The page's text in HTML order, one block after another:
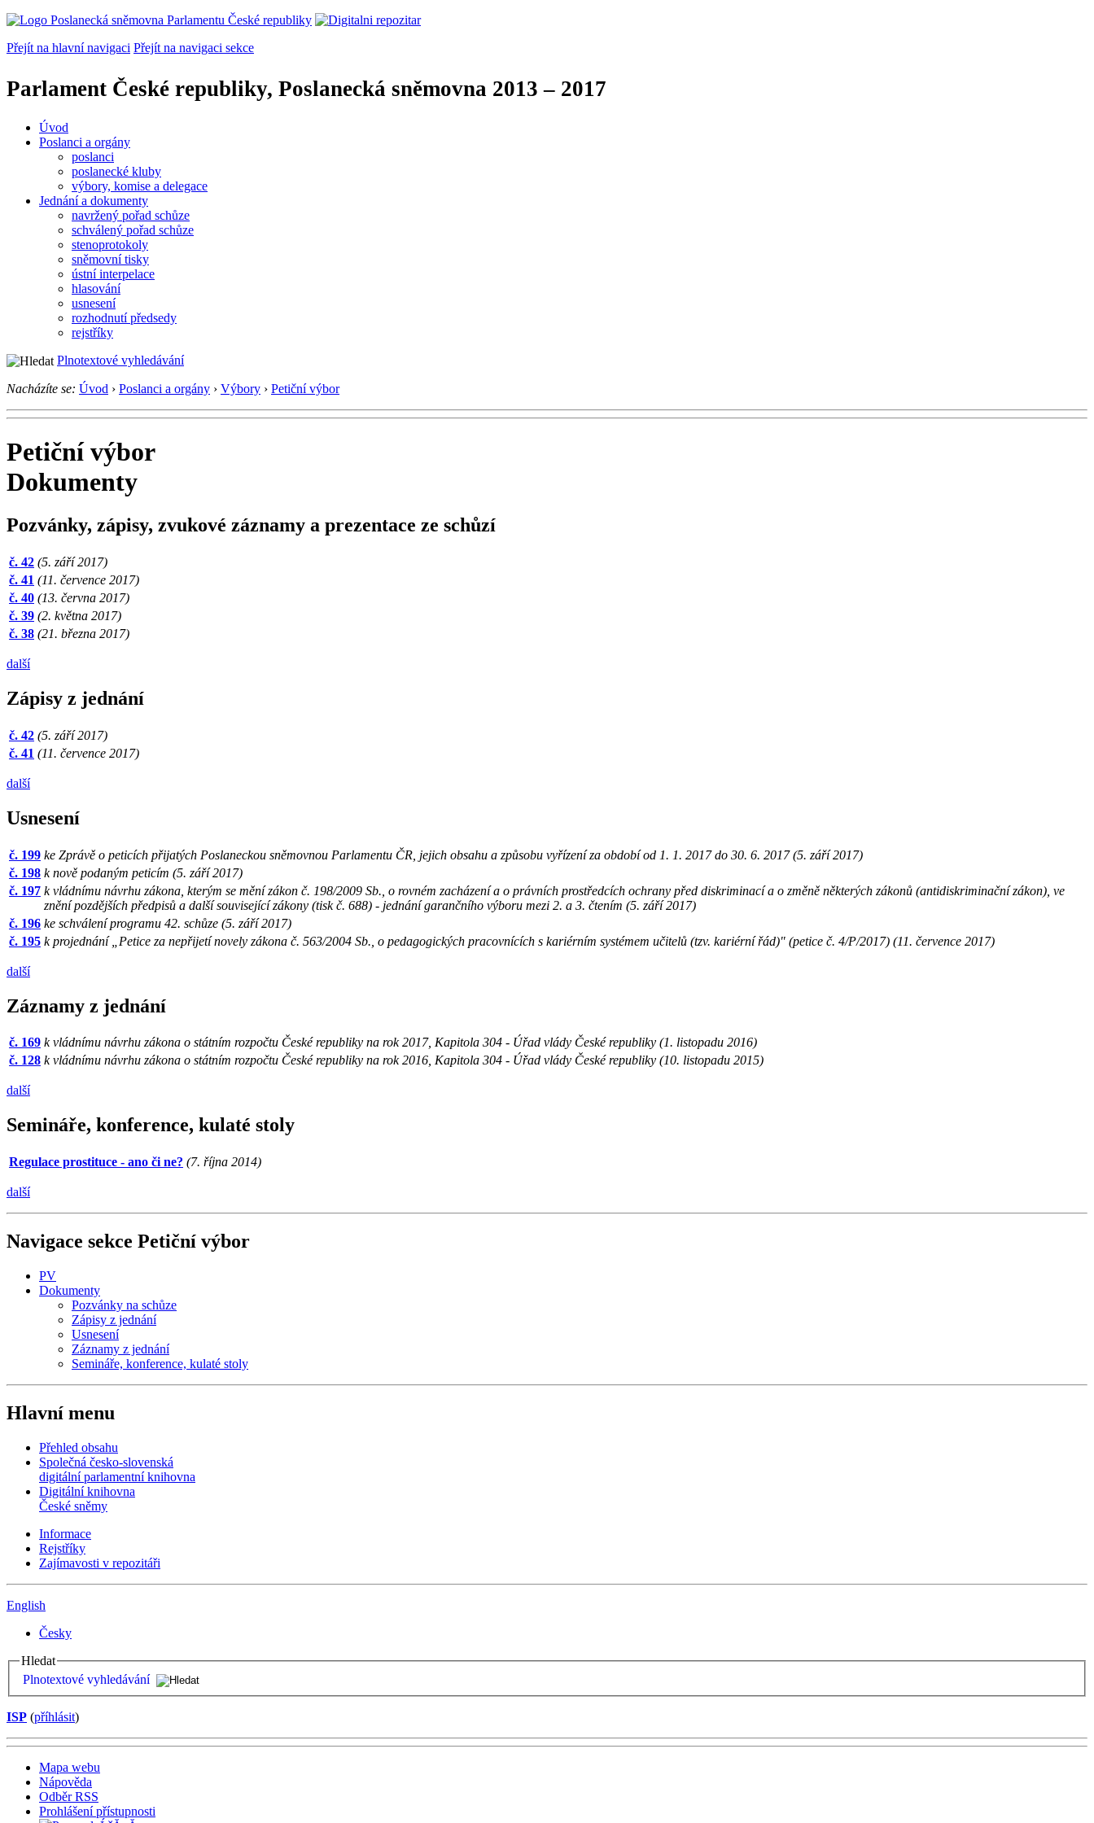
Přejít na hlavní navigaci Přejít na navigaci sekce
Parlament České republiky, Poslanecká sněmovna 2013 – 2017
Úvod
Poslanci a orgány
poslanci
poslanecké kluby
výbory, komise a delegace
Jednání a dokumenty
navržený pořad schůze
schválený pořad schůze
stenoprotokoly
sněmovní tisky
ústní interpelace
hlasování
usnesení
rozhodnutí předsedy
rejstříky
Plnotextové vyhledávání
Nacházíte se: Úvod › Poslanci a orgány › Výbory › Petiční výbor
Petiční výbor
Dokumenty
Pozvánky, zápisy, zvukové záznamy a prezentace ze schůzí
č. 42 (5. září 2017)
č. 41 (11. července 2017)
č. 40 (13. června 2017)
č. 39 (2. května 2017)
č. 38 (21. března 2017)
další
Zápisy z jednání
č. 42 (5. září 2017)
č. 41 (11. července 2017)
další
Usnesení
č. 199 ke Zprávě o peticích přijatých Poslaneckou sněmovnou Parlamentu ČR, jejich obsahu a způsobu vyřízení za období od 1. 1. 2017 do 30. 6. 2017 (5. září 2017)
č. 198 k nově podaným peticím (5. září 2017)
č. 197 k vládnímu návrhu zákona, kterým se mění zákon č. 198/2009 Sb., o rovném zacházení a o právních prostředcích ochrany před diskriminací a o změně některých zákonů (antidiskriminační zákon), ve
znění pozdějších předpisů a další související zákony (tisk č. 688) - jednání garančního výboru mezi 2. a 3. čtením (5. září 2017)
č. 196 ke schválení programu 42. schůze (5. září 2017)
č. 195 k projednání „Petice za nepřijetí novely zákona č. 563/2004 Sb., o pedagogických pracovnících s kariérním systémem učitelů (tzv. kariérní řád)" (petice č. 4/P/2017) (11. července 2017)
další
Záznamy z jednání
č. 169 k vládnímu návrhu zákona o státním rozpočtu České republiky na rok 2017, Kapitola 304 - Úřad vlády České republiky (1. listopadu 2016)
č. 128 k vládnímu návrhu zákona o státním rozpočtu České republiky na rok 2016, Kapitola 304 - Úřad vlády České republiky (10. listopadu 2015)
další
Semináře, konference, kulaté stoly
Regulace prostituce - ano či ne? (7. října 2014)
další
Navigace sekce Petiční výbor
PV
Dokumenty
Pozvánky na schůze
Zápisy z jednání
Usnesení
Záznamy z jednání
Semináře, konference, kulaté stoly
Hlavní menu
Přehled obsahu
Společná česko-slovenská
digitální parlamentní knihovna
Digitální knihovna
České sněmy
Informace
Rejstříky
Zajímavosti v repozitáři
English
Česky
Hledat
Plnotextové vyhledávání
ISP (příhlásit)
Mapa webu
Nápověda
Odběr RSS
Prohlášení přístupnosti